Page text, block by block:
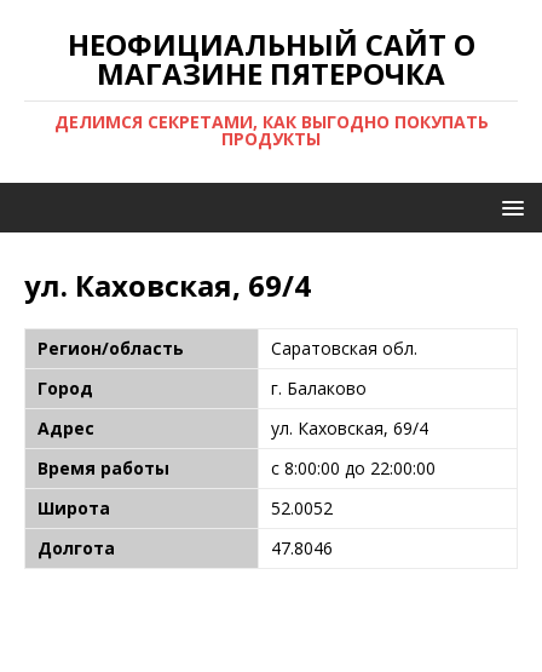
НЕОФИЦИАЛЬНЫЙ САЙТ О
МАГАЗИНЕ ПЯТЕРОЧКА
ДЕЛИМСЯ СЕКРЕТАМИ, КАК ВЫГОДНО ПОКУПАТЬ
ПРОДУКТЫ
ул. Каховская, 69/4
Регион/область
Саратовская обл.
Город
г. Балаково
Адрес
ул. Каховская, 69/4
Время работы
с 8:00:00 до 22:00:00
Широта
52.0052
Долгота
47.8046